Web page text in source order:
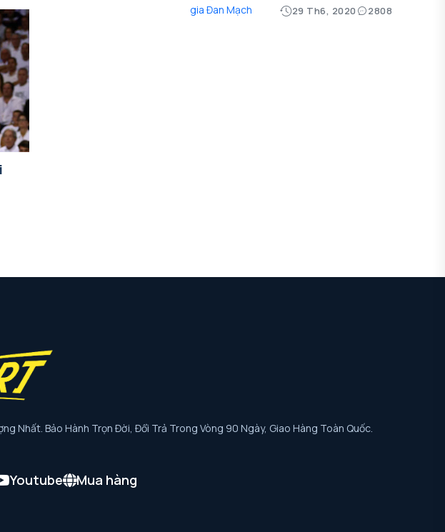
29 Th6, 2020 2808
Nhất. Bảo Hành Trọn Đời, Đổi Trả Trong Vòng 90 Ngày, Giao Hàng Toàn Quốc.
Youtube Mua hàng